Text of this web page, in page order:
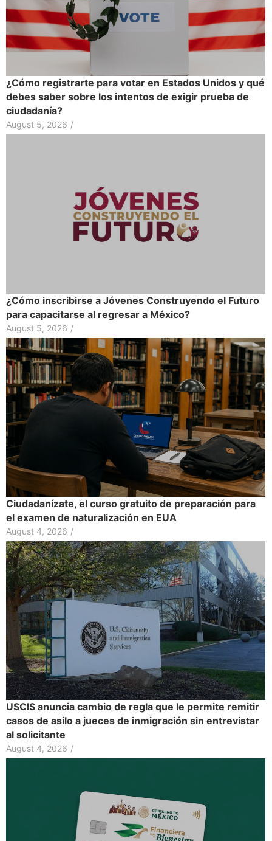
¿Cómo registrarte para votar en Estados Unidos y qué
debes saber sobre los intentos de exigir prueba de
ciudadanía?
August 5, 2026 /
¿Cómo inscribirse a Jóvenes Construyendo el Futuro
para capacitarse al regresar a México?
August 5, 2026 /
Ciudadanízate, el curso gratuito de preparación para
el examen de naturalización en EUA
August 4, 2026 /
USCIS anuncia cambio de regla que le permite remitir
casos de asilo a jueces de inmigración sin entrevistar
al solicitante
August 4, 2026 /